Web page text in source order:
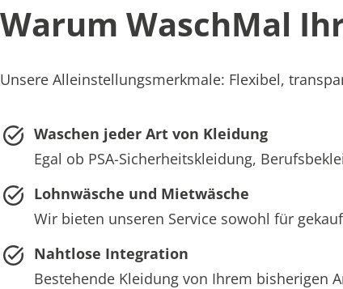
Warum WaschMal
Unsere Alleinstellungsmerkmale: Flexibel,
Waschen jeder Art von Kleidung
Egal ob PSA-Sicherheitskleidung,
Lohnwäsche und Mietwäsche
Wir bieten unseren Service sowohl für
Nahtlose Integration
Bestehende Kleidung von Ihrem bisherigen